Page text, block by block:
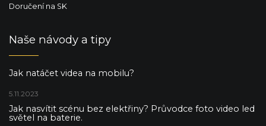
Doručení na SK
Naše návody a tipy
Jak natáčet videa na mobilu?
5.11.2023
Jak nasvítit scénu bez elektřiny? Průvodce foto video led
světel na baterie.